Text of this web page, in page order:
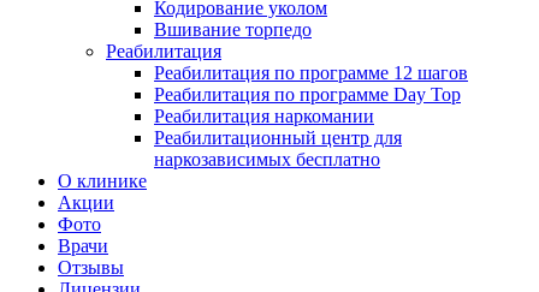
Кодирование уколом
Вшивание торпедо
Реабилитация
Реабилитация по программе 12 шагов
Реабилитация по программе Day Top
Реабилитация наркомании
Реабилитационный центр для
наркозависимых бесплатно
О клинике
Акции
Фото
Врачи
Отзывы